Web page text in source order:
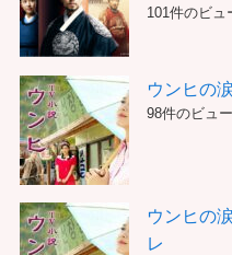
101件のビュ
ウンヒの
98件のビュー
ウンヒの
レ